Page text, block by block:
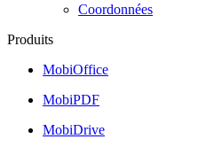
Coordonnées
Produits
MobiOffice
MobiPDF
MobiDrive